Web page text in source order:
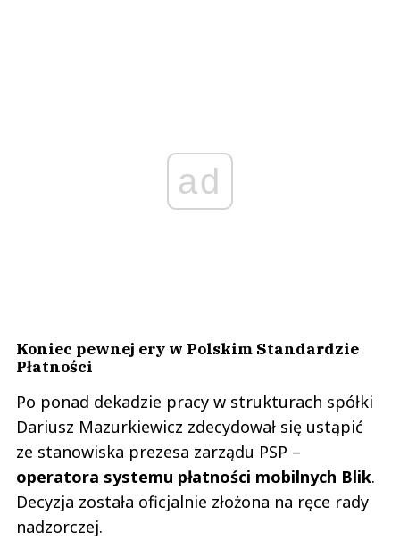
ad
Koniec pewnej ery w Polskim Standardzie
Płatności
Po ponad dekadzie pracy w strukturach spółki
Dariusz Mazurkiewicz zdecydował się ustąpić
ze stanowiska prezesa zarządu PSP –
operatora systemu płatności mobilnych Blik.
Decyzja została oficjalnie złożona na ręce rady
nadzorczej.